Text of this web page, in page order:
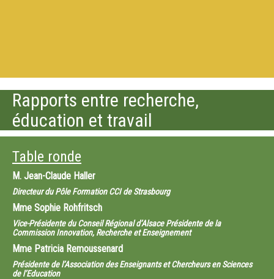
Rapports entre recherche,
éducation et travail
Table ronde
M. Jean-Claude Haller
Directeur du Pôle Formation CCI de Strasbourg
Mme Sophie Rohfritsch
Vice-Présidente du Conseil Régional d’Alsace Présidente de la
Commission Innovation, Recherche et Enseignement
Mme Patricia Remoussenard
Présidente de l’Association des Enseignants et Chercheurs en Sciences
de l’Education